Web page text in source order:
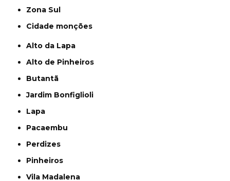
Zona Sul
cidade monções
Alto da Lapa
Alto de Pinheiros
Butantã
Jardim Bonfiglioli
Lapa
Pacaembu
Perdizes
Pinheiros
Vila Madalena